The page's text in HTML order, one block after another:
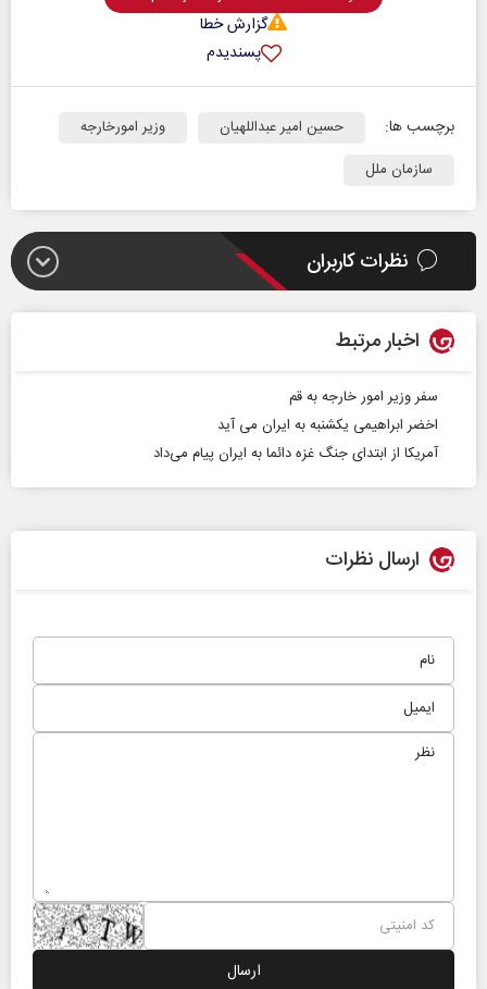
گزارش خطا
پسندیدم
برچسب ها: حسین امیر عبداللهیان
وزیر امورخارجه
سازمان ملل
نظرات کاربران
اخبار مرتبط
سفر وزیر امور خارجه به قم
اخضر ابراهیمی یکشنبه به ایران می آید
آمریکا از ابتدای جنگ غزه دائما به ایران پیام می‌داد
ارسال نظرات